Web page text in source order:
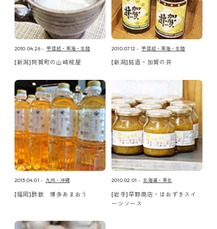
2010.04.26 甲信越・東海・北陸
[新潟]阿賀町の山崎糀屋
2010.07.12 甲信越・東海・北陸
[新潟]銘酒・加賀の井
2013.04.01 九州・沖縄
[福岡]酢飲 博多あまおう
2010.02.01 北海道・東北
[岩手]早野商店・ほおずきスイ
ーツソース